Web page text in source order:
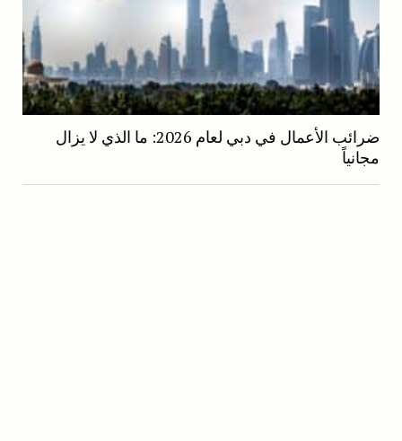
ضرائب الأعمال في دبي لعام 2026: ما الذي لا يزال
مجانياً